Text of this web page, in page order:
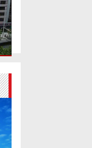
ظرفیت 180 مگاوات